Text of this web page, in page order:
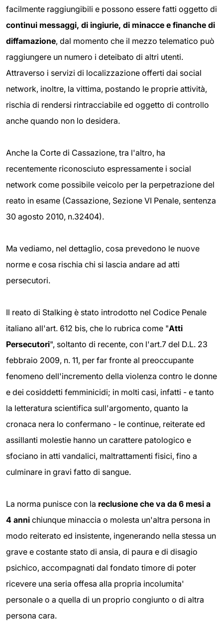
facilmente raggiungibili e possono essere fatti oggetto di
continui messaggi, di ingiurie, di minacce e finanche di
diffamazione, dal momento che il mezzo telematico può
raggiungere un numero i deteibato di altri utenti.
Attraverso i servizi di localizzazione offerti dai social
network, inoltre, la vittima, postando le proprie attività,
rischia di rendersi rintracciabile ed oggetto di controllo
anche quando non lo desidera.
Anche la Corte di Cassazione, tra l'altro, ha
recentemente riconosciuto espressamente i social
network come possibile veicolo per la perpetrazione del
reato in esame (Cassazione, Sezione VI Penale, sentenza
30 agosto 2010, n.32404).
Ma vediamo, nel dettaglio, cosa prevedono le nuove
norme e cosa rischia chi si lascia andare ad atti
persecutori.
Il reato di Stalking è stato introdotto nel Codice Penale
italiano all'art. 612 bis, che lo rubrica come "Atti
Persecutori", soltanto di recente, con l'art.7 del D.L. 23
febbraio 2009, n. 11, per far fronte al preoccupante
fenomeno dell'incremento della violenza contro le donne
e dei cosiddetti femminicidi; in molti casi, infatti - e tanto
la letteratura scientifica sull'argomento, quanto la
cronaca nera lo confermano - le continue, reiterate ed
assillanti molestie hanno un carattere patologico e
sfociano in atti vandalici, maltrattamenti fisici, fino a
culminare in gravi fatto di sangue.
La norma punisce con la reclusione che va da 6 mesi a
4 anni chiunque minaccia o molesta un'altra persona in
modo reiterato ed insistente, ingenerando nella stessa un
grave e costante stato di ansia, di paura e di disagio
psichico, accompagnati dal fondato timore di poter
ricevere una seria offesa alla propria incolumita'
personale o a quella di un proprio congiunto o di altra
persona cara.